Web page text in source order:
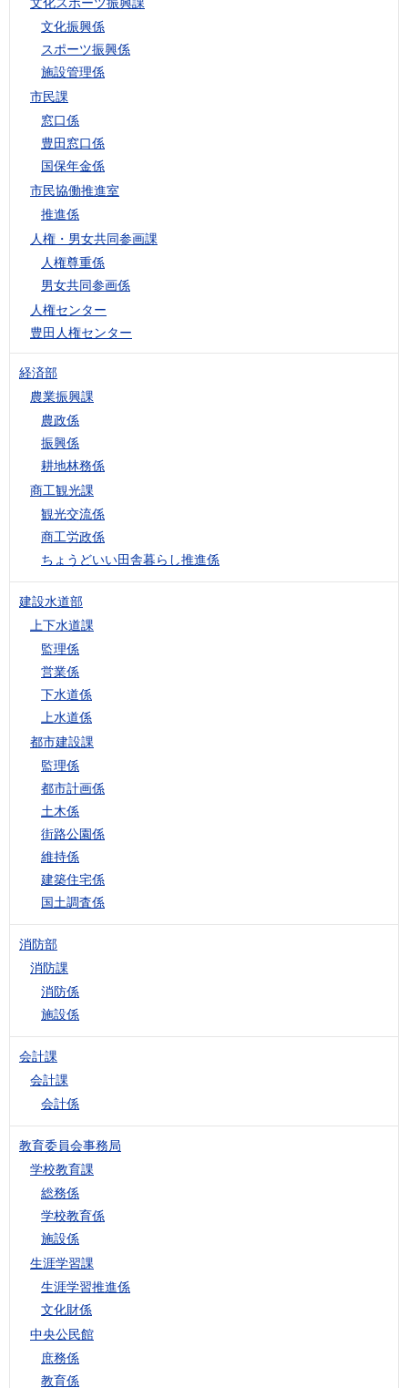
文化振興係
スポーツ振興係
施設管理係
市民課
窓口係
豊田窓口係
国保年金係
市民協働推進室
推進係
人権・男女共同参画課
人権尊重係
男女共同参画係
人権センター
豊田人権センター
経済部
農業振興課
農政係
振興係
耕地林務係
商工観光課
観光交流係
商工労政係
ちょうどいい田舎暮らし推進係
建設水道部
上下水道課
監理係
営業係
下水道係
上水道係
都市建設課
監理係
都市計画係
土木係
街路公園係
維持係
建築住宅係
国土調査係
消防部
消防課
消防係
施設係
会計課
会計課
会計係
教育委員会事務局
学校教育課
総務係
学校教育係
施設係
生涯学習課
生涯学習推進係
文化財係
中央公民館
庶務係
教育係